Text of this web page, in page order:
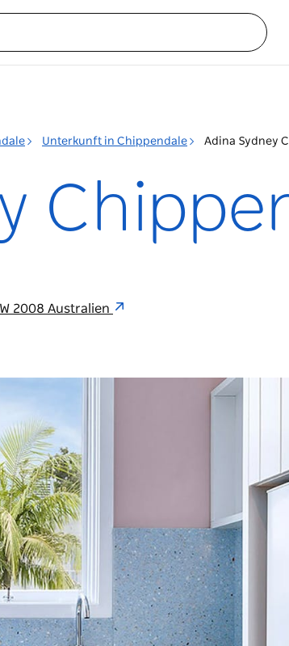
Unterkunft in Chippendale Adina Sydney
2008 Australien